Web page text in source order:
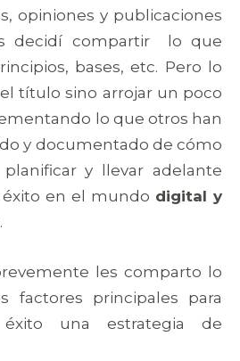
opiniones y publicaciones
decidí compartir lo que
bases, etc. Pero lo
título sino arrojar un poco
lo que otros han
y documentado de cómo
planificar y llevar adelante
en el mundo digital y
.
les comparto lo
factores principales para
una estrategia de